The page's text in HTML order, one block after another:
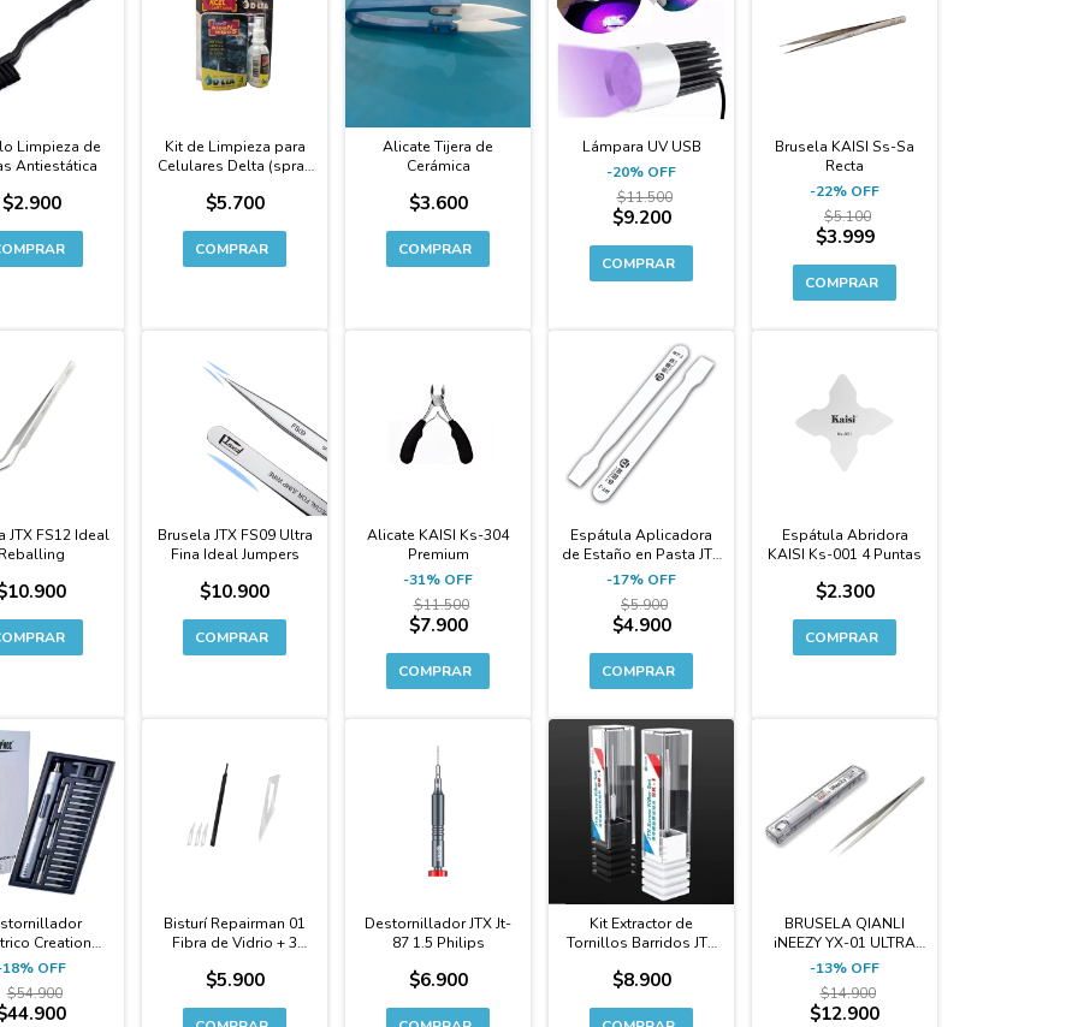
Limpieza de
Antiestática
$2.900
Kit de Limpieza para
Celulares Delta (spray
$5.700
Alicate Tijera de
Cerámica
$3.600
Lámpara UV USB
-20% OFF
$11.500
$9.200
Brusela KAISI Ss-Sa
Recta
-22% OFF
$5.100
$3.999
JTX FS12 Ideal
Reballing
Brusela JTX FS09 Ultra
Fina Ideal Jumpers
$10.900
Alicate KAISI Ks-304
Premium
-31% OFF
$11.500
$7.900
Espátula Aplicadora
de Estaño en Pasta JTX
Wt-1 Cerámica
-17% OFF
$5.900
$4.900
Espátula Abridora
KAISI Ks-001 4 Puntas
$2.300
Creation
0300A 20
18% OFF
$54.900
Bisturí Repairman 01
Fibra de Vidrio + 3
$5.900
Destornillador JTX Jt-
87 1.5 Philips
$6.900
Kit Extractor de
Tornillos Barridos JTX
$8.900
BRUSELA QIANLI
iNEEZY YX-01 ULTRA
FINA IDEAL JUMPERS
-13% OFF
$14.900
$12.900